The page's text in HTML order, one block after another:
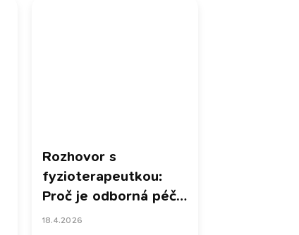
Rozhovor s
fyzioterapeutkou:
Proč je odborná péče
klíčová?
18.4.2026